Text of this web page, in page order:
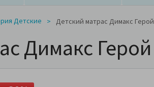
Детские Детский матрас Димакс Герой
Димакс Герой